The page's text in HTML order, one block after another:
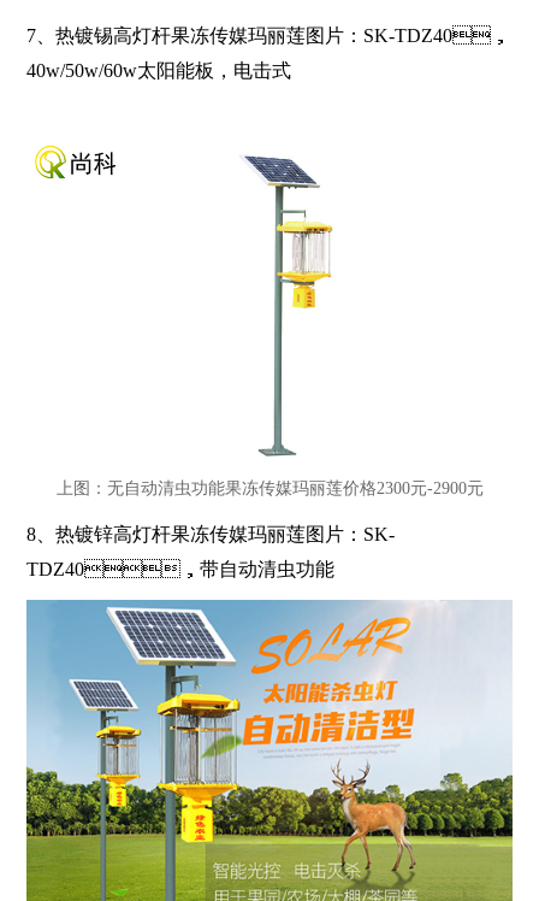
7、热镀锡高灯杆果冻传媒玛丽莲图片： SK-TDZ40，
40w/50w/60w太阳能板，电击式
上图：无自动清虫功能果冻传媒玛丽莲价格2300元-2900元
8、热镀锌高灯杆果冻传媒玛丽莲图片： SK-
TDZ40，带自动清虫功能